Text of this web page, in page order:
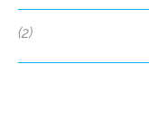
(2)